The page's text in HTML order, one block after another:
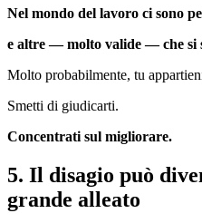
Nel mondo del lavoro ci sono
e altre — molto valide — che si
Molto probabilmente, tu
Smetti di giudicarti.
Concentrati sul migliorare.
5. Il disagio può
grande alleato